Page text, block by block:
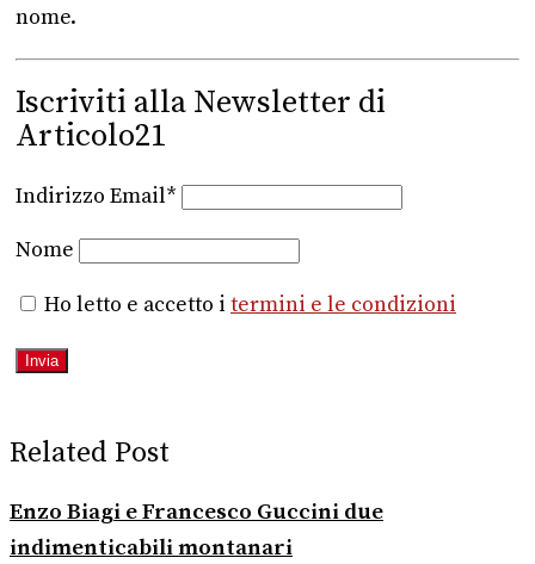
nome.
Iscriviti alla Newsletter di
Articolo21
Indirizzo Email*
Nome
Ho letto e accetto i termini e le condizioni
Related Post
Enzo Biagi e Francesco Guccini due
indimenticabili montanari